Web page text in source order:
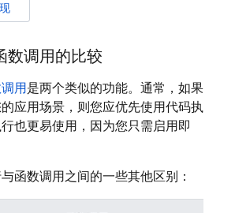
数调用的比较
用是两个类似的功能。通常，如果
应用场景，则您应优先使用代码执
也更易使用，因为您只需启用即
函数调用之间的一些其他区别：